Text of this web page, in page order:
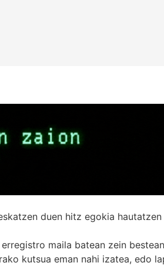
duen hitz egokia
maila batean zein
kutsua eman nahi izatea, edo